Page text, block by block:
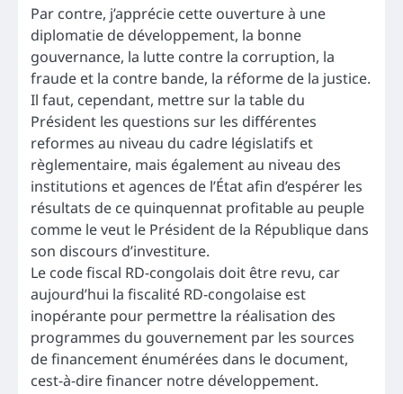
Par contre, j’apprécie cette ouverture à une
diplomatie de développement, la bonne
gouvernance, la lutte contre la corruption, la
fraude et la contre bande, la réforme de la justice.
Il faut, cependant, mettre sur la table du
Président les questions sur les différentes
reformes au niveau du cadre législatifs et
règlementaire, mais également au niveau des
institutions et agences de l’État afin d’espérer les
résultats de ce quinquennat profitable au peuple
comme le veut le Président de la République dans
son discours d’investiture.
Le code fiscal RD-congolais doit être revu, car
aujourd’hui la fiscalité RD-congolaise est
inopérante pour permettre la réalisation des
programmes du gouvernement par les sources
de financement énumérées dans le document,
cest-à-dire financer notre développement.